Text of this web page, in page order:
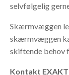
selvfølgelig
Skærmvæggen
skærmvæggen
skiftende behov
Kontakt EXAKT